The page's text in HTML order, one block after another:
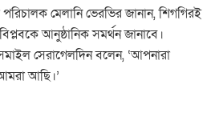
পরিচালক মেলানি ভেরভির জানান, শিগগিরই
আনুষ্ঠানিক সমর্থন জানাবে।
সেরাগেলদিন বলেন, ‘আপনারা
আছি।’